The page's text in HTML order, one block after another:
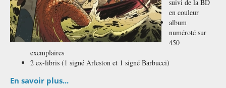
suivi de la BD
en couleur
album
numéroté sur
450
exemplaires
2 ex-libris (1 signé Arleston et 1 signé Barbucci)
En savoir plus...